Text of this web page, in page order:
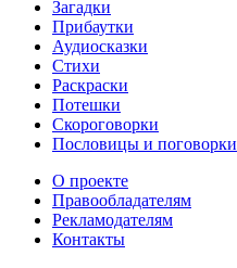
Загадки
Прибаутки
Аудиосказки
Стихи
Раскраски
Потешки
Скороговорки
Пословицы и поговорки
О проекте
Правообладателям
Рекламодателям
Контакты